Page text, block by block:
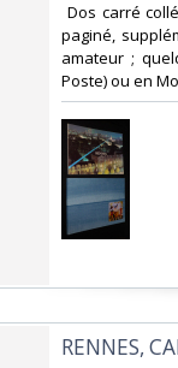
Dos carré
paginé,
amateur ;
Poste) ou en
‎RENNES,